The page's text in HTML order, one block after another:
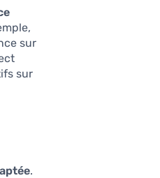
sur
sur
.